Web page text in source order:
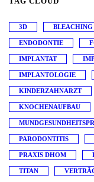
3D BLEACHING
ENDODONTIE
IMPLANTAT
IMPLANTOLOGIE
KINDERZAHNARZT
KNOCHENAUFBAU
PARODONTITIS
PRAXIS DHOM
TITAN